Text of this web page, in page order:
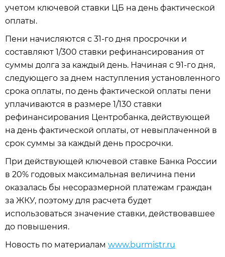
учетом ключевой ставки ЦБ на день фактической
оплаты.
Пени начисляются с 31-го дня просрочки и
составляют 1/300 ставки рефинансирования от
суммы долга за каждый день. Начиная с 91-го дня,
следующего за днем наступления установленного
срока оплаты, по день фактической оплаты пени
уплачиваются в размере 1/130 ставки
рефинансирования Центробанка, действующей
на день фактической оплаты, от невыплаченной в
срок суммы за каждый день просрочки.
При действующей ключевой ставке Банка России
в 20% годовых максимальная величина пени
оказалась бы несоразмерной платежам граждан
за ЖКУ, поэтому для расчета будет
использоваться значение ставки, действовавшее
до повышения.
Новость по материалам www.burmistr.ru